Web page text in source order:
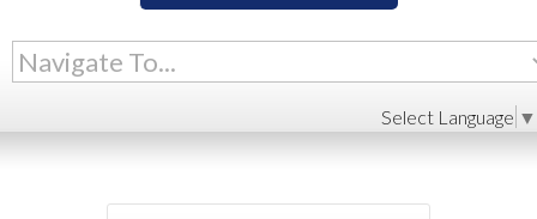
Select Language ▼